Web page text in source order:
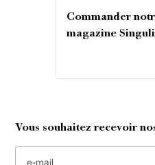
Commander
magazine
Vous souhaitez recevoir